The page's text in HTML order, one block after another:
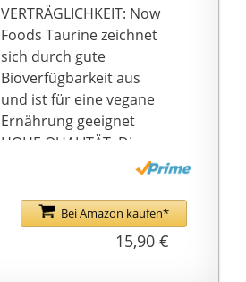
amerikanischen
Verzehrempfehlung ab.
Bitte konsultieren Sie
einen Arzt oder
Heilpraktiker für eine
individuelle
Einnahmeempfehlung
VERTRÄGLICHKEIT: Now
Foods Taurine zeichnet
sich durch gute
Bioverfügbarkeit aus
und ist für eine vegane
Ernährung geeignet
HOHE QUALITÄT: Die
Taurine Kapseln von
unabhängigen Labors
auf Qualität und
Bei Amazon kaufen*
15,90 €